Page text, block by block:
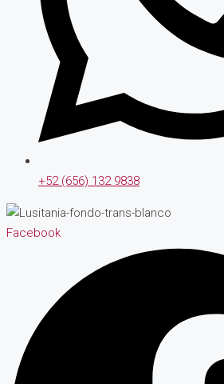
+52 (656) 132 9838
Facebook